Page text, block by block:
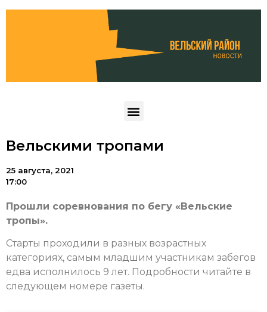
Вельскими тропами
25 августа, 2021
17:00
Прошли соревнования по бегу «Вельские
тропы».
Старты проходили в разных возрастных
категориях, самым младшим участникам забегов
едва исполнилось 9 лет. Подробности читайте в
следующем номере газеты.